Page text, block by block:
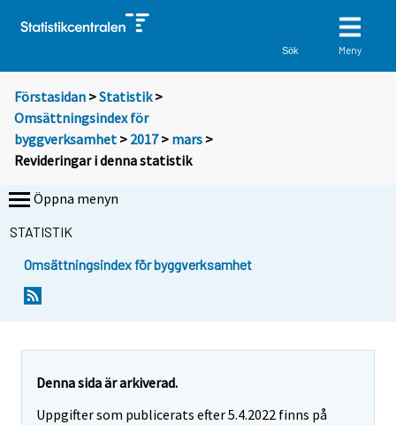
Sök Meny
Förstasidan >Statistik >
Omsättningsindex för
byggverksamhet > 2017> mars >
Revideringar i denna statistik
Öppna menyn
STATISTIK
Omsättningsindex för byggverksamhet
Denna sida är arkiverad.
Uppgifter som publicerats efter 5.4.2022 finns på